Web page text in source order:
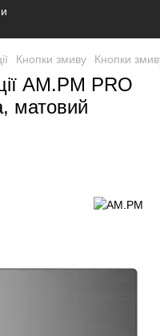
Кнопки змиву Кнопки
AM.PM PRO
матовий